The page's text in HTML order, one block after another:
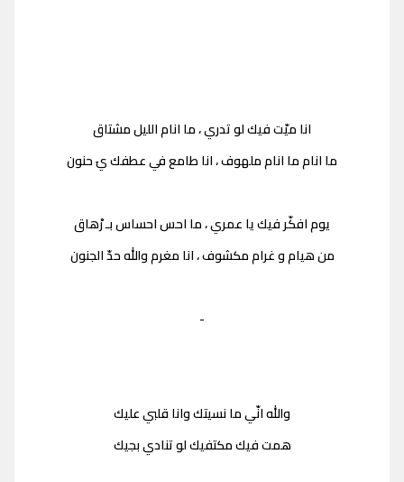
انا ميّت فيك لو تدري ، ما انام الليل مشتاق
ما انام ما انام ملهوف ، انا طامع في عطفك يَ حنون
يوم افكّر فيك يا عمري ، ما احس احساس بـ رْهاق
من هيام و غرام مكشوف ، انا مغرم والله حدّ الجنون
-
والله انّي ما نسيتك وانا قلبي عليك
همت فيك مكتفيك لو تنادي بجيك